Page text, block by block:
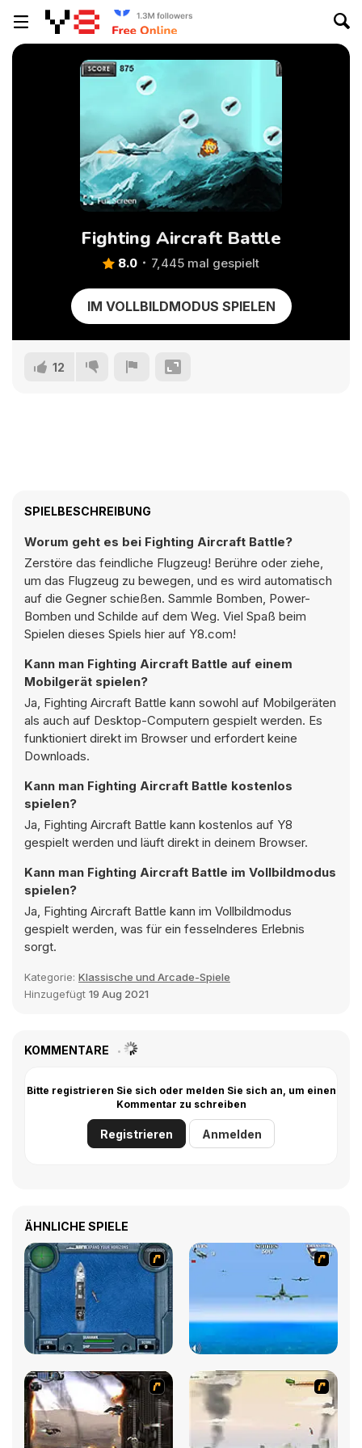
Fighting Aircraft Battle
8.0 7,445 mal gespielt
IM VOLLBILDMODUS SPIELEN
12
SPIELBESCHREIBUNG
Worum geht es bei Fighting Aircraft Battle?
Zerstöre das feindliche Flugzeug! Berühre oder ziehe,
um das Flugzeug zu bewegen, und es wird automatisch
auf die Gegner schießen. Sammle Bomben, Power-
Bomben und Schilde auf dem Weg. Viel Spaß beim
Spielen dieses Spiels hier auf Y8.com!
Kann man Fighting Aircraft Battle auf einem
Mobilgerät spielen?
Ja, Fighting Aircraft Battle kann sowohl auf Mobilgeräten
als auch auf Desktop-Computern gespielt werden. Es
funktioniert direkt im Browser und erfordert keine
Downloads.
Kann man Fighting Aircraft Battle kostenlos
spielen?
Ja, Fighting Aircraft Battle kann kostenlos auf Y8
gespielt werden und läuft direkt in deinem Browser.
Kann man Fighting Aircraft Battle im Vollbildmodus
spielen?
Ja, Fighting Aircraft Battle kann im Vollbildmodus
gespielt werden, was für ein fesselnderes Erlebnis
sorgt.
Kategorie: Klassische und Arcade-Spiele
Hinzugefügt 19 Aug 2021
KOMMENTARE
Bitte registrieren Sie sich oder melden Sie sich an, um einen
Kommentar zu schreiben
Registrieren Anmelden
ÄHNLICHE SPIELE